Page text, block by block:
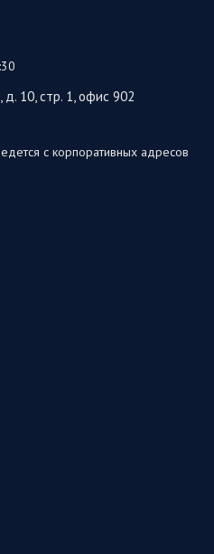
д. 10, стр. 1, офис 902
с корпоративных адресов